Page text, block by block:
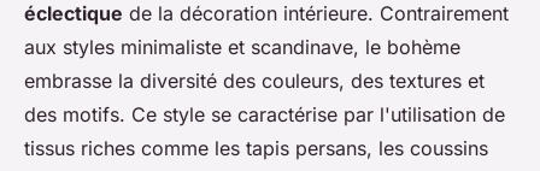
éclectique de la décoration intérieure. Contrairement
aux styles minimaliste et scandinave, le bohème
embrasse la diversité des couleurs, des textures et
des motifs. Ce style se caractérise par l'utilisation de
tissus riches comme les tapis persans, les coussins